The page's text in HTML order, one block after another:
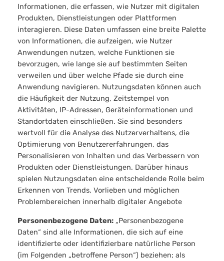
Informationen, die erfassen, wie Nutzer mit digitalen
Produkten, Dienstleistungen oder Plattformen
interagieren. Diese Daten umfassen eine breite Palette
von Informationen, die aufzeigen, wie Nutzer
Anwendungen nutzen, welche Funktionen sie
bevorzugen, wie lange sie auf bestimmten Seiten
verweilen und über welche Pfade sie durch eine
Anwendung navigieren. Nutzungsdaten können auch
die Häufigkeit der Nutzung, Zeitstempel von
Aktivitäten, IP-Adressen, Geräteinformationen und
Standortdaten einschließen. Sie sind besonders
wertvoll für die Analyse des Nutzerverhaltens, die
Optimierung von Benutzererfahrungen, das
Personalisieren von Inhalten und das Verbessern von
Produkten oder Dienstleistungen. Darüber hinaus
spielen Nutzungsdaten eine entscheidende Rolle beim
Erkennen von Trends, Vorlieben und möglichen
Problembereichen innerhalb digitaler Angebote
Personenbezogene Daten:„Personenbezogene
Daten“ sind alle Informationen, die sich auf eine
identifizierte oder identifizierbare natürliche Person
(im Folgenden „betroffene Person“) beziehen; als